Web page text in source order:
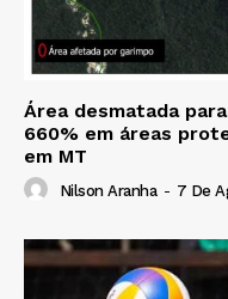
Área desmatada
660% em áreas
em MT
Nilson Aranha - 7 De